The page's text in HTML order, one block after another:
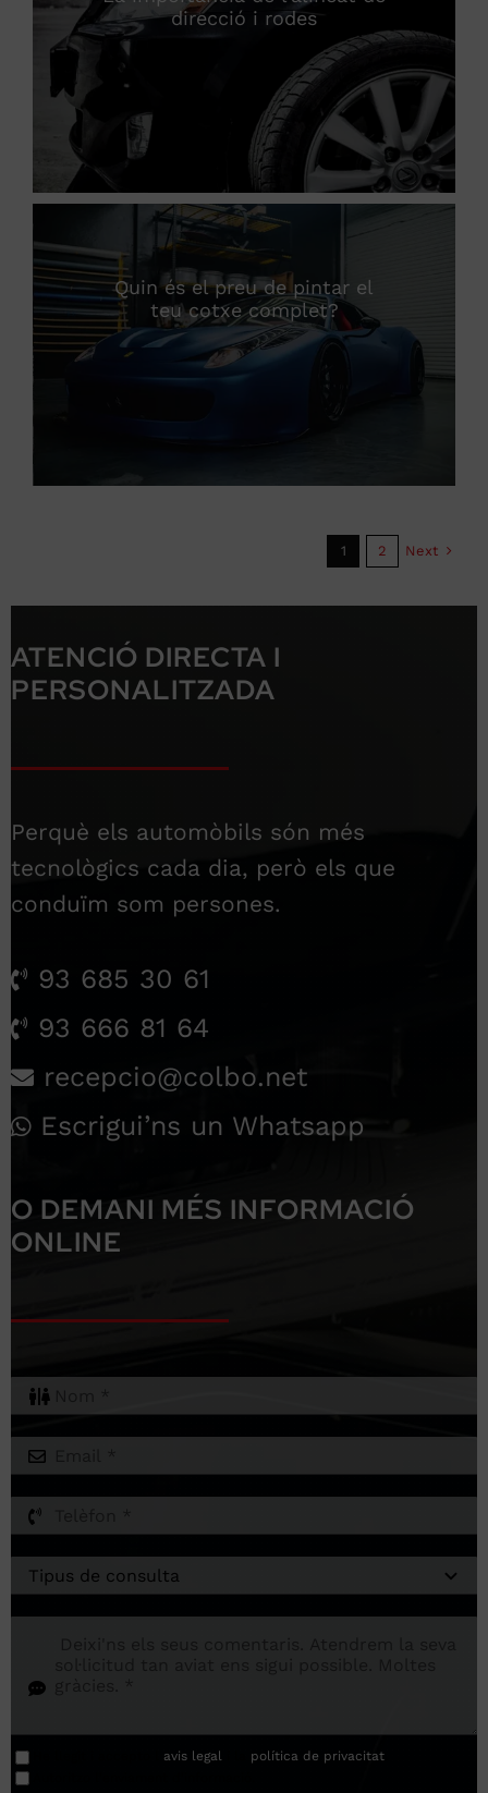
direcció i rodes
Quin és el preu de pintar el
teu cotxe complet?
1 2 Next
ATENCIÓ DIRECTA I
PERSONALITZADA
Perquè els automòbils són més
tecnològics cada dia, però els que
conduïm som persones.
93 685 30 61
93 666 81 64
recepcio@colbo.net
Escrigui’ns un Whatsapp
O DEMANI MÉS INFORMACIÓ
ONLINE
avis legalí la política de privacitat.